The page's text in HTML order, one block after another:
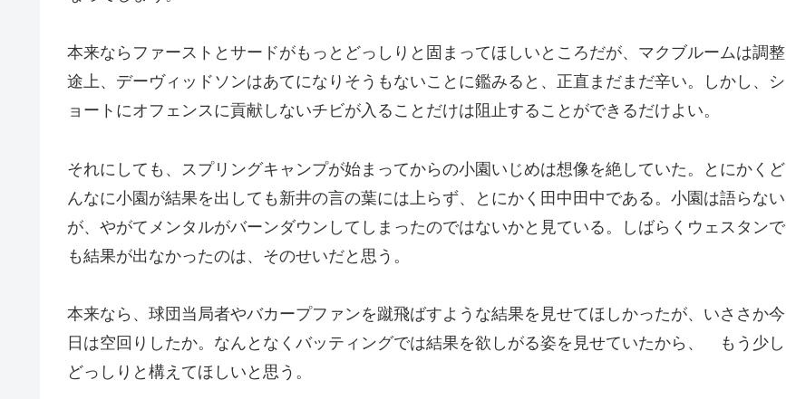
本来ならファーストとサードがもっとどっしりと固まってほしいところだが、マクブルームは調整
途上、デーヴィッドソンはあてになりそうもないことに鑑みると、正直まだまだ辛い。しかし、シ
ョートにオフェンスに貢献しないチビが入ることだけは阻止することができるだけよい。
それにしても、スプリングキャンプが始まってからの小園いじめは想像を絶していた。とにかくど
んなに小園が結果を出しても新井の言の葉には上らず、とにかく田中田中である。小園は語らない
が、やがてメンタルがバーンダウンしてしまったのではないかと見ている。しばらくウェスタンで
も結果が出なかったのは、そのせいだと思う。
本来なら、球団当局者やバカープファンを蹴飛ばすような結果を見せてほしかったが、いささか今
日は空回りしたか。なんとなくバッティングでは結果を欲しがる姿を見せていたから、 もう少し
どっしりと構えてほしいと思う。